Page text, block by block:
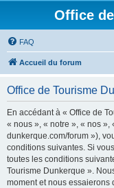
Office
FAQ
Accueil du forum
Office de Tourisme
En accédant à « Office de
« nous », « notre », « nos »,
dunkerque.com/forum »),
conditions suivantes. Si
toutes les conditions
Tourisme Dunkerque ».
moment et nous essaierons